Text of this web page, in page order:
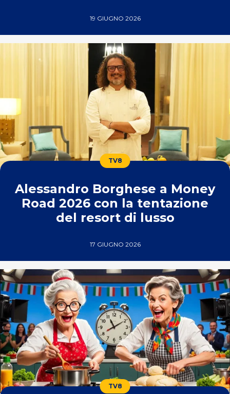
19 GIUGNO 2026
TV8
Alessandro Borghese a Money
Road 2026 con la tentazione
del resort di lusso
17 GIUGNO 2026
TV8